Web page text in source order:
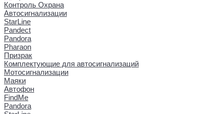
Контроль Охрана
Автосигнализации
StarLine
Pandect
Pandora
Pharaon
Призрак
Комплектующие для автосигнализаций
Мотосигнализации
Маяки
Автофон
FindMe
Pandora